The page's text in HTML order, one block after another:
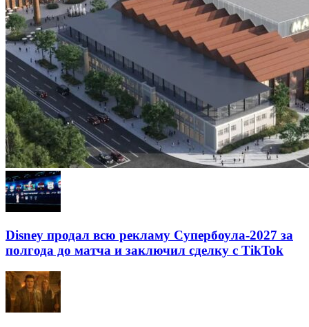
Disney продал всю рекламу Супербоула-2027 за
полгода до матча и заключил сделку с TikTok